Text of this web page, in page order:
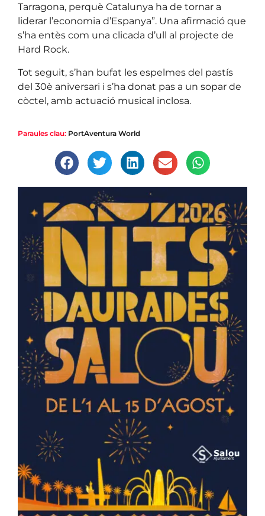
Tarragona, perquè Catalunya ha de tornar a
liderar l’economia d’Espanya”. Una afirmació que
s’ha entès com una clicada d’ull al projecte de
Hard Rock.
Tot seguit, s’han bufat les espelmes del pastís
del 30è aniversari i s’ha donat pas a un sopar de
còctel, amb actuació musical inclosa.
Paraules clau: PortAventura World